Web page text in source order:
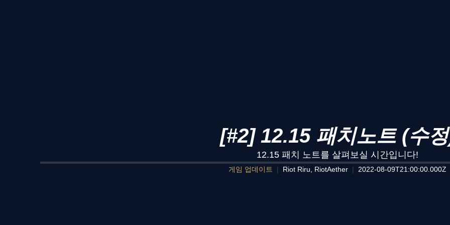
[#2] 12.15 패치노트 (수
12.15 패치 노트를 살펴보실 시간입니다!
게임 업데이트 Riot Riru, RiotAether 2022-08-09T21:00:00.000Z